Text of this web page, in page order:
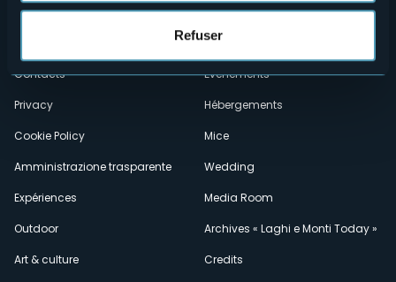
Refuser
Menù
secondario
Qui sommes-nous?
Contacts
Privacy
Cookie Policy
Amministrazione trasparente
Expériences
Outdoor
Art & culture
Vins & gastronomie
Webcams
Événements
Hébergements
Mice
Wedding
Media Room
Archives « Laghi e Monti Today »
Credits